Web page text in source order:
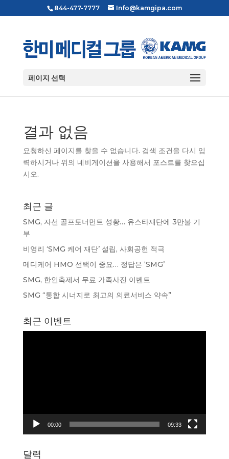
844-477-7777 Info@kamgipa.com
페이지 선택
결과 없음
요청하신 페이지를 찾을 수 없습니다. 검색 조건을 다시 입
력하시거나 위의 네비게이션을 사용해서 포스트를 찾으십
시오.
최근 글
SMG, 자선 골프토너먼트 성황… 유스타재단에 3만불 기
부
비영리 ‘SMG 케어 재단’ 설립, 사회공헌 적극
메디케어 HMO 선택이 중요… 정답은 ‘SMG’
SMG, 한인축제서 무료 가족사진 이벤트
SMG “통합 시너지로 최고의 의료서비스 약속”
최근 이벤트
00:00 09:33
달력